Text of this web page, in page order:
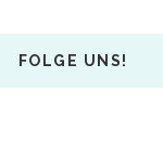
FOLGE UNS!